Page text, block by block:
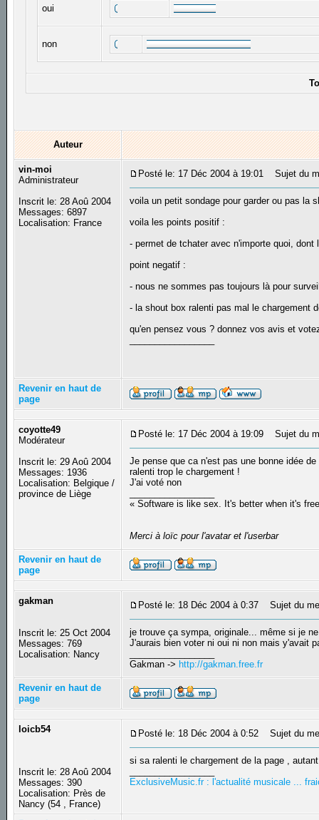
oui
non
Auteur
vin-moi
Administrateur
Inscrit le: 28 Aoû 2004
Messages: 6897
Localisation: France
Posté le: 17 Déc 2004 à 19:01 Sujet du
voila un petit sondage pour garder ou pas la
voila les points positif :
- permet de tchater avec n'importe quoi, dont
point negatif :
- nous ne sommes pas toujours là pour
- la shout box ralenti pas mal le chargement
qu'en pensez vous ? donnez vos avis et
Revenir en haut de
page
coyotte49
Modérateur
Inscrit le: 29 Aoû 2004
Messages: 1936
Localisation: Belgique /
province de Liège
Posté le: 17 Déc 2004 à 19:09 Sujet du
Je pense que ca n'est pas une bonne idée
ralenti trop le chargement !
J'ai voté non
« Software is like sex. It's better when it's
Merci à loïc pour l'avatar et l'userbar
Revenir en haut de
page
gakman
Inscrit le: 25 Oct 2004
Messages: 769
Localisation: Nancy
Posté le: 18 Déc 2004 à 0:37 Sujet du
je trouve ça sympa, originale... même si je
J'aurais bien voter ni oui ni non mais y'avait
Gakman -> http://gakman.free.fr
Revenir en haut de
page
loicb54
Inscrit le: 28 Aoû 2004
Messages: 390
Localisation: Près de
Nancy (54 , France)
Posté le: 18 Déc 2004 à 0:52 Sujet du
si sa ralenti le chargement de la page ,
ExclusiveMusic.fr : l'actualité musicale ...